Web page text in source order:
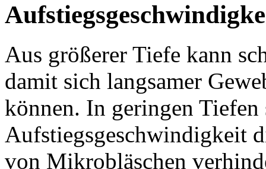
Aus größerer Tiefe kann
damit sich langsamer
können. In geringen
Aufstiegsgeschwindigkeit
von Mikrobläschen